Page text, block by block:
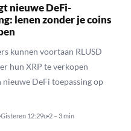
nieuwe DeFi-
lenen zonder je coins
kunnen voortaan RLUSD
hun XRP te verkopen
nieuwe DeFi toepassing op
Gisteren 12:29u 2 – 3 min